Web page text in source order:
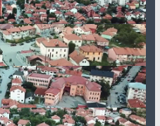
пољопривредних производа